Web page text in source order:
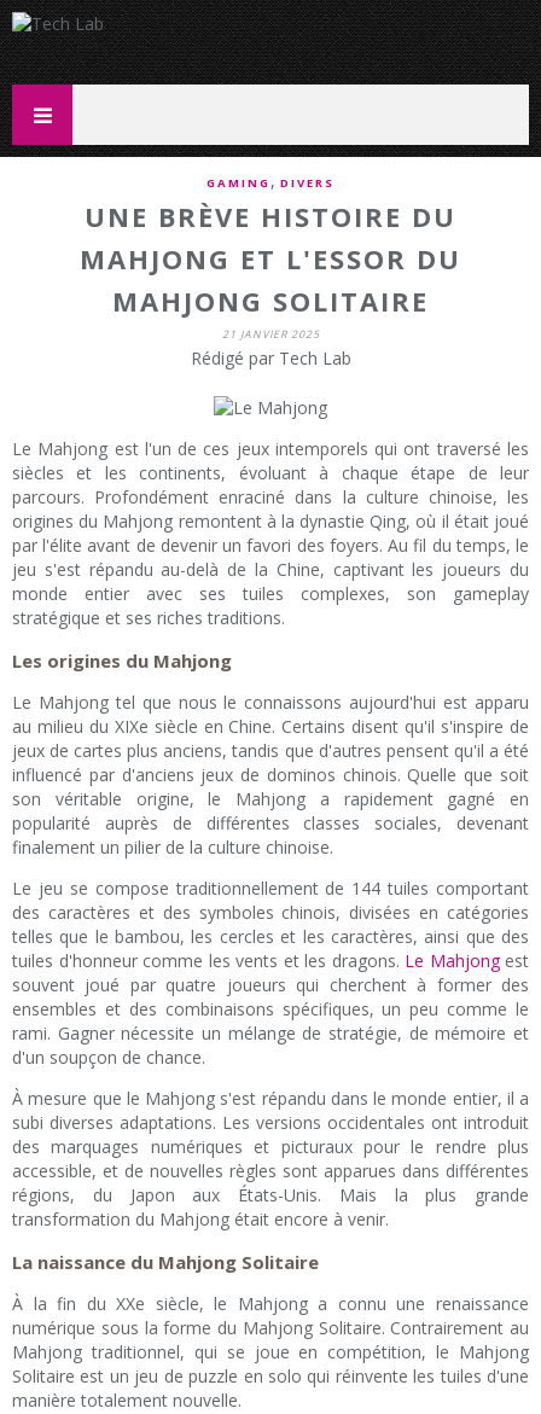
GAMING , DIVERS
UNE BRÈVE HISTOIRE DU
MAHJONG ET L'ESSOR DU
MAHJONG SOLITAIRE
21 JANVIER 2025
Rédigé par Tech Lab
Le Mahjong est l'un de ces jeux intemporels qui ont traversé les
siècles et les continents, évoluant à chaque étape de leur
parcours. Profondément enraciné dans la culture chinoise, les
origines du Mahjong remontent à la dynastie Qing, où il était joué
par l'élite avant de devenir un favori des foyers. Au fil du temps, le
jeu s'est répandu au-delà de la Chine, captivant les joueurs du
monde entier avec ses tuiles complexes, son gameplay
stratégique et ses riches traditions.
Les origines du Mahjong
Le Mahjong tel que nous le connaissons aujourd'hui est apparu
au milieu du XIXe siècle en Chine. Certains disent qu'il s'inspire de
jeux de cartes plus anciens, tandis que d'autres pensent qu'il a été
influencé par d'anciens jeux de dominos chinois. Quelle que soit
son véritable origine, le Mahjong a rapidement gagné en
popularité auprès de différentes classes sociales, devenant
finalement un pilier de la culture chinoise.
Le jeu se compose traditionnellement de 144 tuiles comportant
des caractères et des symboles chinois, divisées en catégories
telles que le bambou, les cercles et les caractères, ainsi que des
tuiles d'honneur comme les vents et les dragons. Le Mahjongest
souvent joué par quatre joueurs qui cherchent à former des
ensembles et des combinaisons spécifiques, un peu comme le
rami. Gagner nécessite un mélange de stratégie, de mémoire et
d'un soupçon de chance.
À mesure que le Mahjong s'est répandu dans le monde entier, il a
subi diverses adaptations. Les versions occidentales ont introduit
des marquages numériques et picturaux pour le rendre plus
accessible, et de nouvelles règles sont apparues dans différentes
régions, du Japon aux États-Unis. Mais la plus grande
transformation du Mahjong était encore à venir.
La naissance du Mahjong Solitaire
À la fin du XXe siècle, le Mahjong a connu une renaissance
numérique sous la forme du Mahjong Solitaire. Contrairement au
Mahjong traditionnel, qui se joue en compétition, le Mahjong
Solitaire est un jeu de puzzle en solo qui réinvente les tuiles d'une
manière totalement nouvelle.